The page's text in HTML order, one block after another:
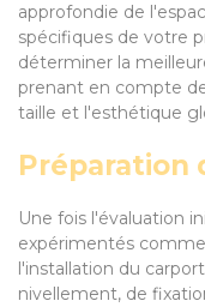
approfondie de
spécifiques de votre
déterminer la
prenant en compte
taille et l'esthétique
Préparation
Une fois l'évaluation
expérimentés
l'installation du
nivellement, de